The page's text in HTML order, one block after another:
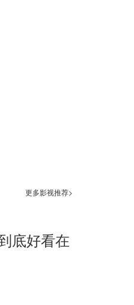
更多影视推荐>
底好看在